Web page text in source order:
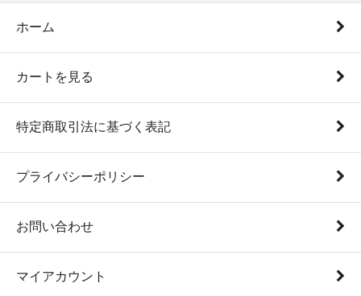
ホーム
カートを見る
特定商取引法に基づく表記
プライバシーポリシー
お問い合わせ
マイアカウント